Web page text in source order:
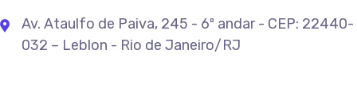
Av. Ataulfo de Paiva, 245 - 6º andar - CEP: 22440-
032 – Leblon - Rio de Janeiro/RJ